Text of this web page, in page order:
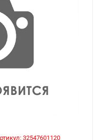
профиль
32547601120